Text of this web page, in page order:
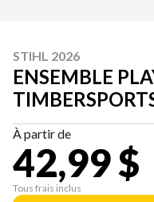
STIHL 2026
ENSEMBLE
À partir de
42,99 $
Tous frais inclus